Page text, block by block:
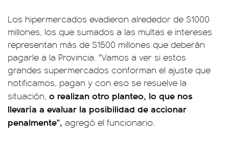
Los hipermercados evadieron alrededor de $1000
millones, los que sumados a las multas e intereses
representan más de $1500 millones que deberán
pagarle a la Provincia. "Vamos a ver si estos
grandes supermercados conforman el ajuste que
notificamos, pagan y con eso se resuelve la
situación, o realizan otro planteo, lo que nos
llevaría a evaluar la posibilidad de accionar
penalmente", agregó el funcionario.